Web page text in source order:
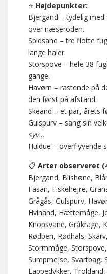
⭐ Højdepunkter:
Bjergand – tydelig
over næseroden.
Spidsand – tre flotte
lange haler.
Storspove – hele 38
gange.
Havørn – rastende på
den først på afstand.
Skeand – et par, årets
Gulspurv – sang sin
syv…
Huldue – overflyvende
📋 Arter observeret
Bjergand, Blishøne,
Fasan, Fiskehejre,
Grågås, Gulspurv,
Hvinand, Hættemåge,
Knopsvane, Gråkrage,
Rødben, Rødhals,
Stormmåge,
Sumpmejse, Svartbag,
Lappedykker, Troldand,